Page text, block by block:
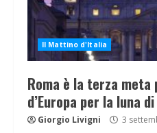
Il Mattino d'Italia
Roma è la terza
d’Europa per la luna
Giorgio Livigni 3